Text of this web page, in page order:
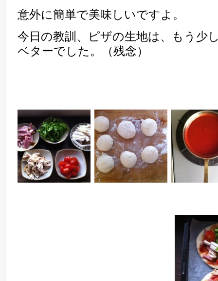
意外に簡単で美味しいですよ。
今日の教訓、ピザの生地は、もう少
ベターでした。（残念）